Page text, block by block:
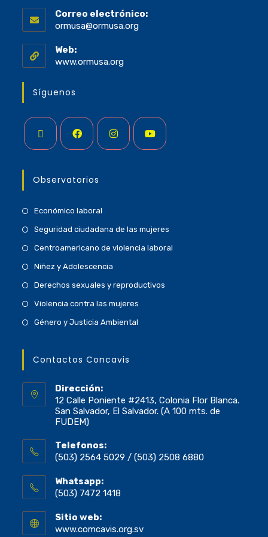
Correo electrónico:
ormusa@ormusa.org
Web:
www.ormusa.org
Síguenos
Observatorios
Económico laboral
Seguridad ciudadana de las mujeres
Centroamericano de violencia laboral
Niñez y Adolescencia
Derechos sexuales y reproductivos
Violencia contra las mujeres
Género y Justicia Ambiental
Contactos Concavis
Dirección:
12 Calle Poniente #2413, Colonia Flor Blanca.
San Salvador, El Salvador. (A 100 mts. de
FUDEM)
Telefonos:
(503) 2564 5029 / (503) 2508 6880
Whatsapp:
(503) 7472 1418
Sitio web:
www.comcavis.org.sv